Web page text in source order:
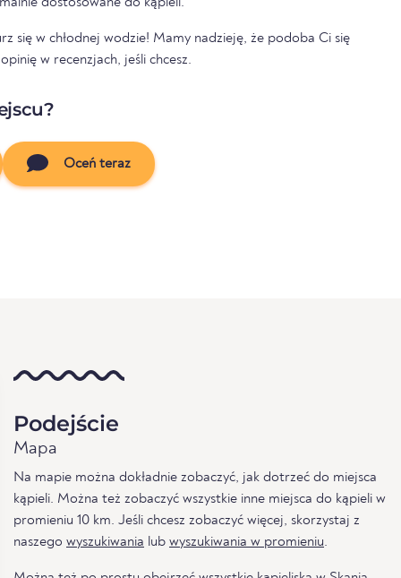
się w chłodnej wodzie! Mamy nadzieję, że podoba Ci się
w recenzjach, jeśli chcesz.
Oceń teraz
Podejście
Mapa
Na mapie można dokładnie zobaczyć, jak dotrzeć do miejsca
kąpieli. Można też zobaczyć wszystkie inne miejsca do kąpieli w
promieniu 10 km. Jeśli chcesz zobaczyć więcej, skorzystaj z
naszego wyszukiwania lub wyszukiwania w promieniu.